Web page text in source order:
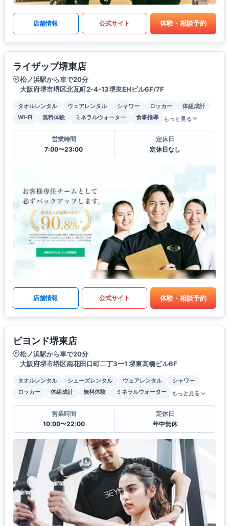
店舗情報 公式サイト 体験・相談予約
ライザップ堺東店
松ノ浜駅から車で20分
大阪府堺市堺区北瓦町2-4-13堺東EHビル6F/7F
タオルレンタル ウェアレンタル シャワー ロッカー
体組成計
Wi-Fi
無料体験 ミネラルウォーター 食事指導 もっと見る
営業時間
7:00〜23:00
定休日
定休日なし
店舗情報 公式サイト 体験・相談予約
ビヨンド堺東店
松ノ浜駅から車で20分
大阪府堺市堺区南花田口町二丁3ー1 堺東高橋ビル6F
タオルレンタル シューズレンタル ウェアレンタル
シャワー
ロッカー
体組成計 無料体験 ミネラルウォーター もっと見る
営業時間
10:00〜22:00
定休日
年中無休